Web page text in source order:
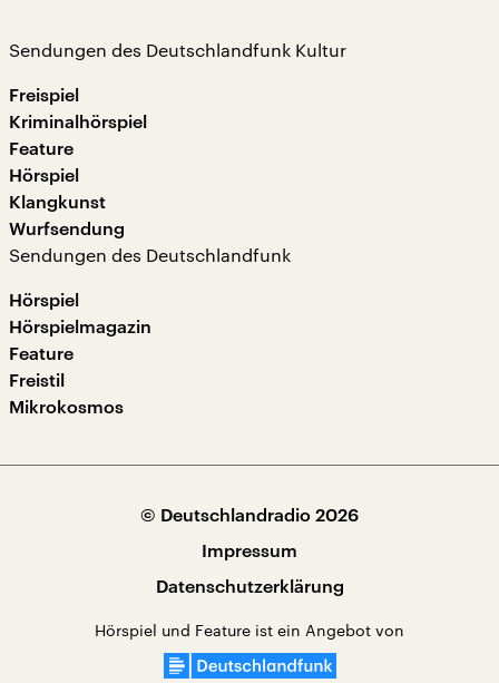
Sendungen des Deutschlandfunk Kultur
Freispiel
Kriminalhörspiel
Feature
Hörspiel
Klangkunst
Wurfsendung
Sendungen des Deutschlandfunk
Hörspiel
Hörspielmagazin
Feature
Freistil
Mikrokosmos
© Deutschlandradio 2026
Impressum
Datenschutzerklärung
Hörspiel und Feature ist ein Angebot von